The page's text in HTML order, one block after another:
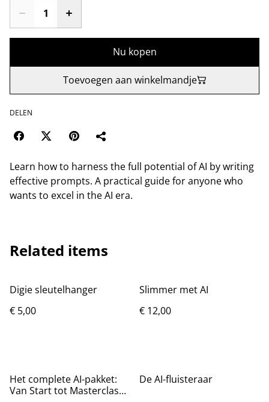
Nu kopen
Toevoegen aan winkelmandje
DELEN
Learn how to harness the full potential of AI by writing
effective prompts. A practical guide for anyone who
wants to excel in the AI era.
Related items
Digie sleutelhanger
€ 5,00
Slimmer met AI
€ 12,00
Het complete AI-pakket:
Van Start tot Masterclass
De AI-fluisteraar